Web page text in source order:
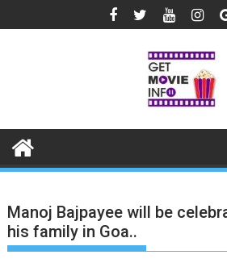
to
Manoj Bajpayee will be
his family in Goa..